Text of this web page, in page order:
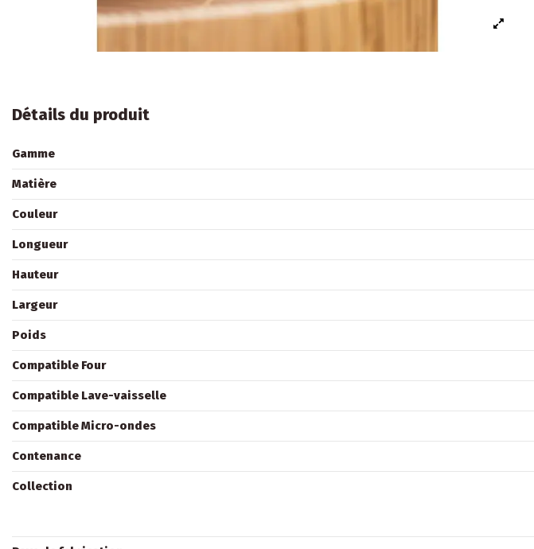
Détails du produit
Gamme
Matière
Couleur
Longueur
Hauteur
Largeur
Poids
Compatible Four
Compatible Lave-vaisselle
Compatible Micro-ondes
Contenance
Collection